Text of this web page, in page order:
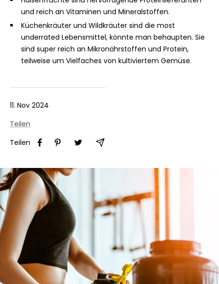
11. Nov 2024
Teilen
Teilen
und reich an Vitaminen und Mineralstoffen.
Küchenkräuter und Wildkräuter sind die most
underrated Lebensmittel, könnte man behaupten. Sie
sind super reich an Mikronährstoffen und Protein,
teilweise um Vielfaches von kultiviertem Gemüse.